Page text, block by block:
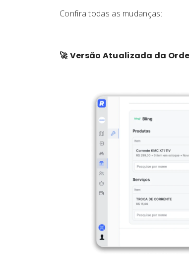
Confira todas as mudanças:
🚀Versão Atualizada da